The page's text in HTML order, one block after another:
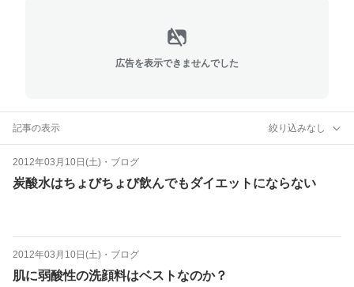
広告を表示できませんでした
記事の表示 絞り込みなし
2012年03月10日(土) ・ ブログ
炭酸水はちょびちょび飲んでもダイエットにならない
2012年03月10日(土) ・ ブログ
肌に弱酸性の洗顔料はベストなのか？